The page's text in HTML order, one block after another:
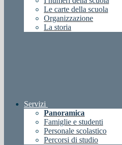
Le carte della scuola
Organizzazione
La storia
Servizi
Panoramica
Famiglie e studenti
Personale scolastico
Percorsi di studio